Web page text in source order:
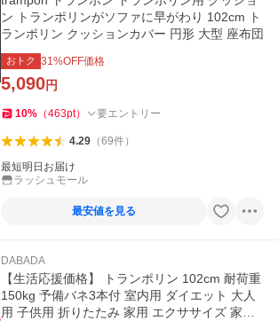
ン トランポリンがソファに早がわり 102cm ト
ランポリン クッションカバー 円形 大型 座布団
おトク 31%OFF価格
5,090円
10% （463pt） 要エントリー
4.29（69件）
最短明日お届け
ラッシュモール
最安値を見る
DABADA
【生活応援価格】 トランポリン 102cm 耐荷重
150kg 予備バネ3本付 室内用 ダイエット 大人
用 子供用 折りたたみ 家用 エクササイズ 家庭